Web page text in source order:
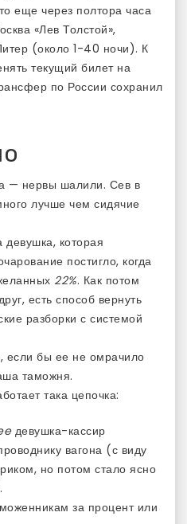
еще через полтора часа
«Лев Толстой»,
(около 1-40 ночи). К
текущий билет на
по России сохранил
— нервы шалили. Сев в
лучше чем сидячие
которая
постигло, когда
22%. Как потом
есть способ вернуть
разборки с системой
если бы ее не омрачило
таможня.
така цепочка:
девушка-кассир
вагона (с виду
но потом стало ясно
за процент или